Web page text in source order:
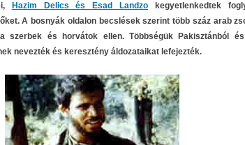
Hazim Delics és Esad Landzo kegyetlenkedtek
A bosnyák oldalon becslések szerint több száz arab
szerbek és horvátok ellen. Többségük Pakisztánból és
nevezték és keresztény áldozataikat lefejezték.